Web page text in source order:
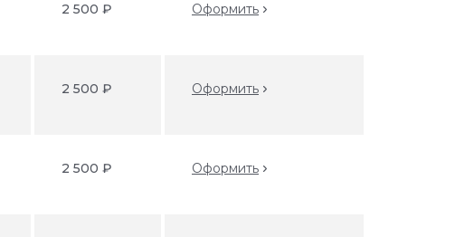
2 500 ₽ Оформить
2 500 ₽ Оформить
2 500 ₽ Оформить